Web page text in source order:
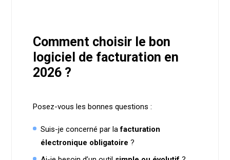
Comment choisir le bon
logiciel de facturation en
2026 ?
Posez-vous les bonnes questions :
Suis-je concerné par lafacturation
électronique obligatoire ?